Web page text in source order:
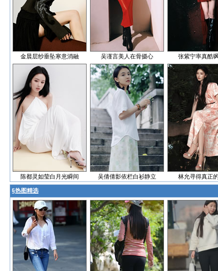
金晨层纱垂坠寒意消融 吴谨言美人在骨摄心 张紫宁率真酷
陈都灵如莹白月光瞬间 吴倩倩影依栏白衫静立 林允寻得真正
§热图精选